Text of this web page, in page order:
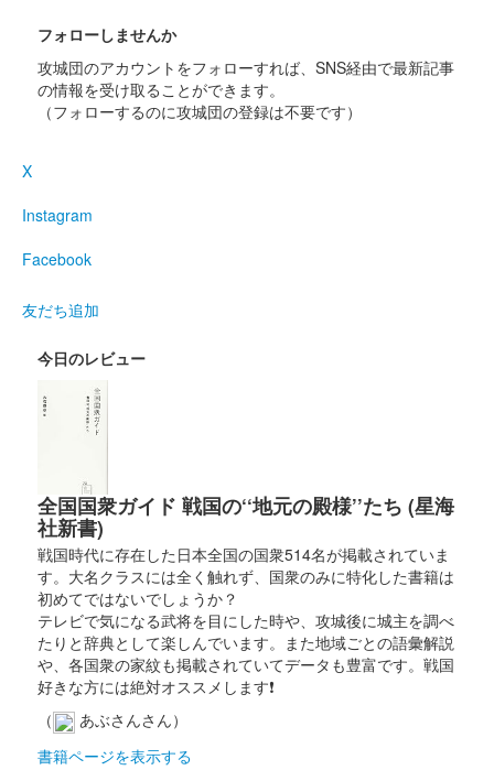
フォローしませんか
攻城団のアカウントをフォローすれば、SNS経由で最新記事
の情報を受け取ることができます。
（フォローするのに攻城団の登録は不要です）
X
Instagram
Facebook
友だち追加
今日のレビュー
全国国衆ガイド 戦国の‘‘地元の殿様’’たち (星海
社新書)
戦国時代に存在した日本全国の国衆514名が掲載されていま
す。大名クラスには全く触れず、国衆のみに特化した書籍は
初めてではないでしょうか？
テレビで気になる武将を目にした時や、攻城後に城主を調べ
たりと辞典として楽しんでいます。また地域ごとの語彙解説
や、各国衆の家紋も掲載されていてデータも豊富です。戦国
好きな方には絶対オススメします❗
（
あぶさんさん）
書籍ページを表示する